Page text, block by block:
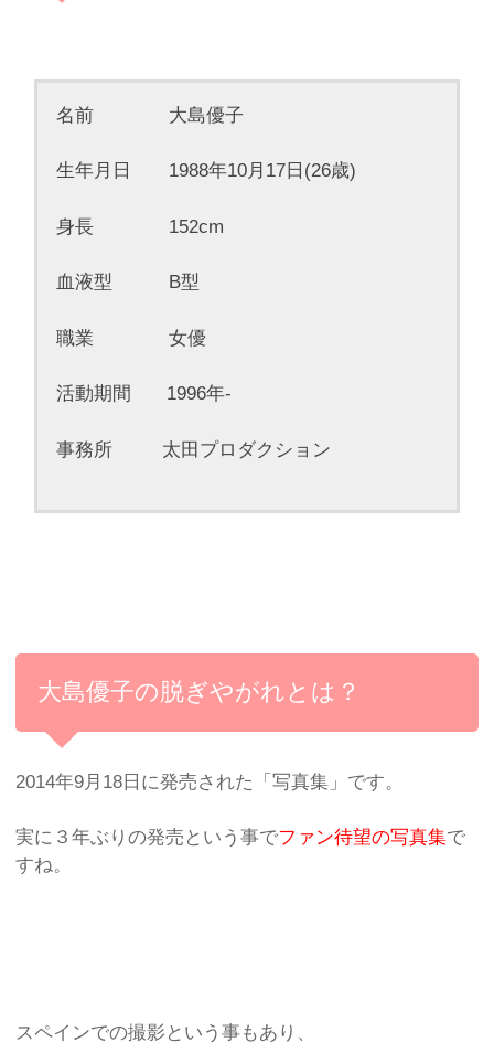
名前 大島優子
生年月日 1988年10月17日(26歳)
身長 152cm
血液型 B型
職業 女優
活動期間 1996年-
事務所 太田プロダクション
大島優子の脱ぎやがれとは？
2014年9月18日に発売された「写真集」です。
実に３年ぶりの発売という事でファン待望の写真集で
すね。
スペインでの撮影という事もあり、